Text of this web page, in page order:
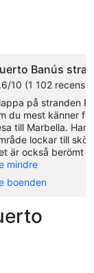
Banús
10 (1 102
på stranden
du mest känner
till Marbella.
lockar till
är också berömt
mindre
boenden